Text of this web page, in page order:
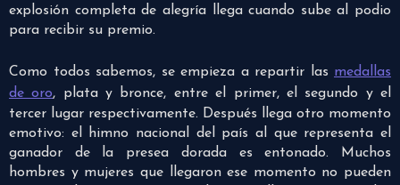
explosión completa de alegría llega cuando sube al podio
para recibir su premio.
Como todos sabemos, se empieza a repartir las medallas
de oro, plata y bronce, entre el primer, el segundo y el
tercer lugar respectivamente. Después llega otro momento
emotivo: el himno nacional del país al que representa el
ganador de la presea dorada es entonado. Muchos
hombres y mujeres que llegaron ese momento no pueden